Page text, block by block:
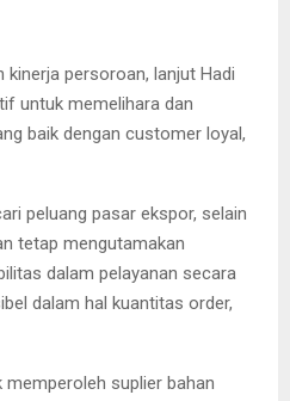
kinerja persoroan, lanjut Hadi
untuk memelihara dan
baik dengan customer loyal,
peluang pasar ekspor, selain
tetap mengutamakan
dalam pelayanan secara
dalam hal kuantitas order,
memperoleh suplier bahan